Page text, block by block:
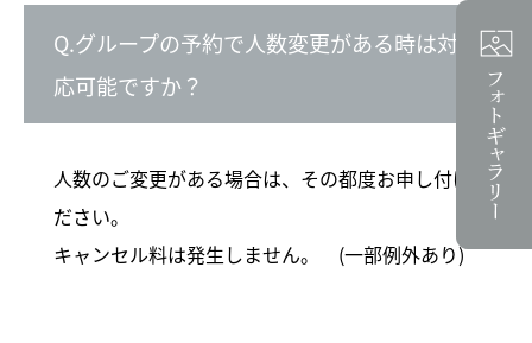
Q.グループの予約で人数変更がある時は対
応可能ですか？
人数のご変更がある場合は、その都度お申し付けく
ださい。
キャンセル料は発生しません。 (一部例外あり)